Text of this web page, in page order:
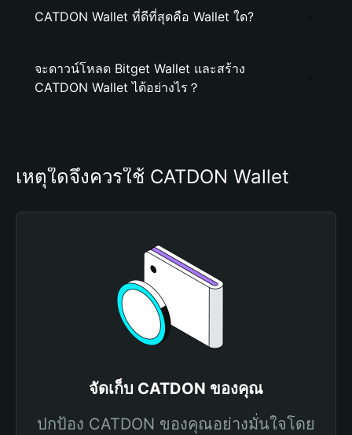
CATDON Wallet ที่ดีที่สุดคือ Wallet ใด?
จะดาวน์โหลด Bitget Wallet และสร้าง
CATDON Wallet ได้อย่างไร？
เหตุใดจึงควรใช้ CATDON Wallet
จัดเก็บ CATDON ของคุณ
ปกป้อง CATDON ของคุณอย่างมั่นใจโดย